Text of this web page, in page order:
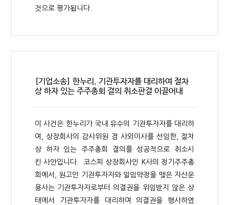
것으로 평가됩니다.
[기업소송] 한누리, 기관투자자를 대리하여 절차
상 하자 있는 주주총회 결의 취소판결 이끌어내
이 사건은 한누리가 국내 유수의 기관투자자를 대리하
여, 상장회사의 감사위원 겸 사외이사를 선임한, 절차
상 하자 있는 주주총회 결의를 성공적으로 취소시
킨 사안입니다. 코스피 상장회사인 K사의 정기주주총
회에서, 원고인 기관투자자와 일임약정을 맺은 자산운
용사는 기관투자자로부터 의결권을 위임받지 않은 상
태에서 기관투자자를 대리하여 의결권을 행사하였